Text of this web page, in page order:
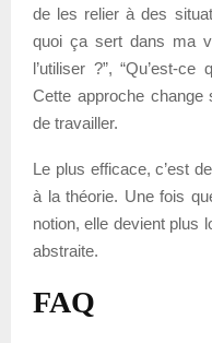
de les relier à des
quoi ça sert dans ma
l’utiliser ?”, “Qu’est-
Cette approche change
de travailler.
Le plus efficace, c’est
à la théorie. Une fois
notion, elle devient plus
abstraite.
FAQ